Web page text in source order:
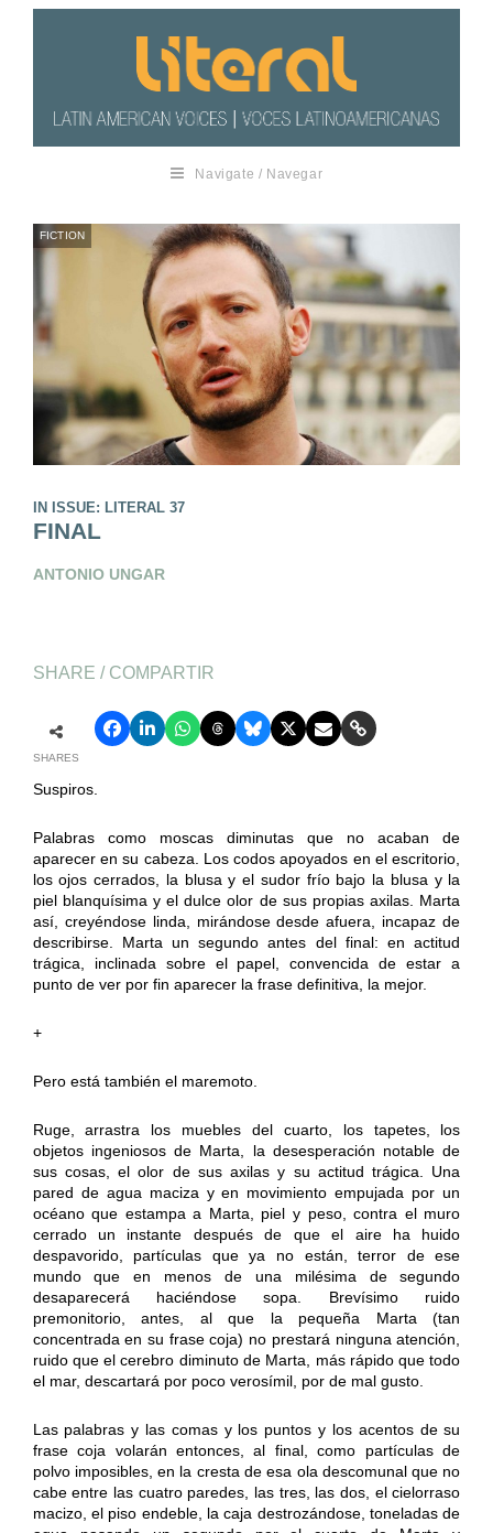
Navigate / Navegar
FICTION
IN ISSUE: LITERAL 37
FINAL
ANTONIO UNGAR
SHARE / COMPARTIR
SHARES
Suspiros.
Palabras como moscas diminutas que no acaban de
aparecer en su cabeza. Los codos apoyados en el escritorio,
los ojos cerrados, la blusa y el sudor frío bajo la blusa y la
piel blanquísima y el dulce olor de sus propias axilas. Marta
así, creyéndose linda, mirándose desde afuera, incapaz de
describirse. Marta un segundo antes del final: en actitud
trágica, inclinada sobre el papel, convencida de estar a
punto de ver por fin aparecer la frase definitiva, la mejor.
+
Pero está también el maremoto.
Ruge, arrastra los muebles del cuarto, los tapetes, los
objetos ingeniosos de Marta, la desesperación notable de
sus cosas, el olor de sus axilas y su actitud trágica. Una
pared de agua maciza y en movimiento empujada por un
océano que estampa a Marta, piel y peso, contra el muro
cerrado un instante después de que el aire ha huido
despavorido, partículas que ya no están, terror de ese
mundo que en menos de una milésima de segundo
desaparecerá haciéndose sopa. Brevísimo ruido
premonitorio, antes, al que la pequeña Marta (tan
concentrada en su frase coja) no prestará ninguna atención,
ruido que el cerebro diminuto de Marta, más rápido que todo
el mar, descartará por poco verosímil, por de mal gusto.
Las palabras y las comas y los puntos y los acentos de su
frase coja volarán entonces, al final, como partículas de
polvo imposibles, en la cresta de esa ola descomunal que no
cabe entre las cuatro paredes, las tres, las dos, el cielorraso
macizo, el piso endeble, la caja destrozándose, toneladas de